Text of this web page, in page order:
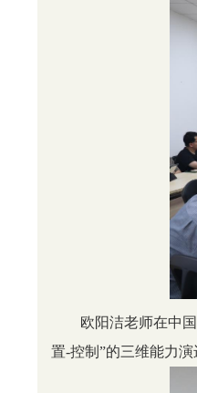
欧阳洁老师在中
置-控制”的三维能力